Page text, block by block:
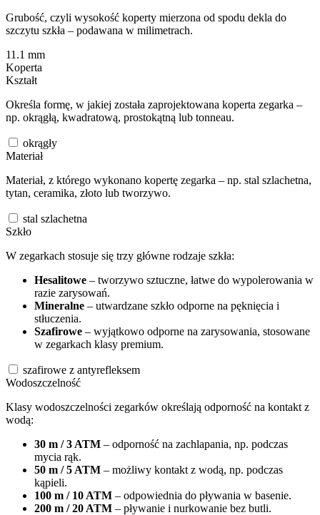
Grubość, czyli wysokość koperty mierzona od spodu dekla do
szczytu szkła – podawana w milimetrach.
11.1 mm
Koperta
Kształt
Określa formę, w jakiej została zaprojektowana koperta zegarka –
np. okrągłą, kwadratową, prostokątną lub tonneau.
okrągły
Materiał
Materiał, z którego wykonano kopertę zegarka – np. stal szlachetna,
tytan, ceramika, złoto lub tworzywo.
stal szlachetna
Szkło
W zegarkach stosuje się trzy główne rodzaje szkła:
Hesalitowe – tworzywo sztuczne, łatwe do wypolerowania w
razie zarysowań.
Mineralne – utwardzane szkło odporne na pęknięcia i
stłuczenia.
Szafirowe – wyjątkowo odporne na zarysowania, stosowane
w zegarkach klasy premium.
szafirowe z antyrefleksem
Wodoszczelność
Klasy wodoszczelności zegarków określają odporność na kontakt z
wodą:
30 m / 3 ATM – odporność na zachlapania, np. podczas
mycia rąk.
50 m / 5 ATM – możliwy kontakt z wodą, np. podczas
kąpieli.
100 m / 10 ATM – odpowiednia do pływania w basenie.
200 m / 20 ATM – pływanie i nurkowanie bez butli.